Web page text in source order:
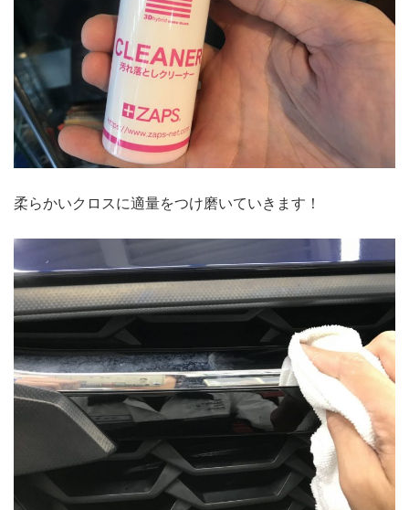
柔らかいクロスに適量をつけ磨いていきます！